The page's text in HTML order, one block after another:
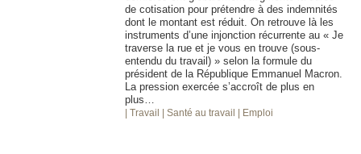
de cotisation pour prétendre à des indemnités
dont le montant est réduit. On retrouve là les
instruments d’une injonction récurrente au « Je
traverse la rue et je vous en trouve (sous-
entendu du travail) » selon la formule du
président de la République Emmanuel Macron.
La pression exercée s’accroît de plus en
plus…
| Travail | Santé au travail | Emploi